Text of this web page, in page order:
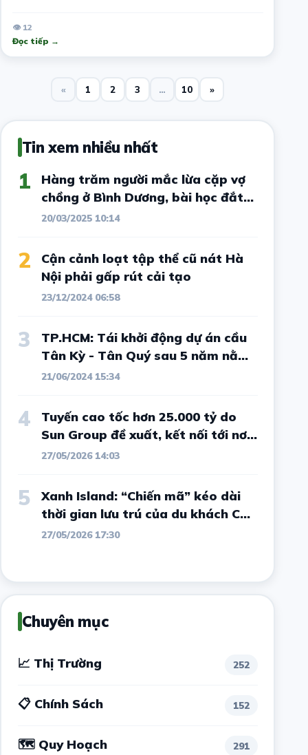
👁 12
Đọc tiếp →
« 1 2 3 … 10 »
Tin xem nhiều nhất
1
Hàng trăm người mắc lừa cặp vợ
chồng ở Bình Dương, bài học đắt
giá cho vô số nhà đầu tư đất nền
20/03/2025 10:14
2
Cận cảnh loạt tập thể cũ nát Hà
Nội phải gấp rút cải tạo
23/12/2024 06:58
3
TP.HCM: Tái khởi động dự án cầu
Tân Kỳ - Tân Quý sau 5 năm nằm
im
21/06/2024 15:34
4
Tuyến cao tốc hơn 25.000 tỷ do
Sun Group đề xuất, kết nối tới nơi
từng "sôi sục" vì sốt đất và được
Nguyên có diễn biến mới
27/05/2026 14:03
5
Xanh Island: “Chiến mã” kéo dài
thời gian lưu trú của du khách Cát
Bà
27/05/2026 17:30
Chuyên mục
📈 Thị Trường 252
📋 Chính Sách 152
🗺 Quy Hoạch 291